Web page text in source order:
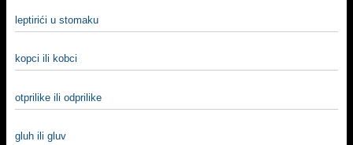
leptirići u stomaku
kopci ili kobci
otprilike ili odprilike
gluh ili gluv